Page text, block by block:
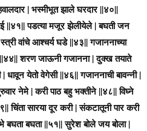
| भस्मीभूत झाले घरदार ||४०||
||४१|| पडत्या मजूर झेलीयेले | बघती जन
वांचे आश्चर्य घडे ||४३|| गजाननाच्या
शरण जाऊनी गजानना | दुक्ख तयाते
येतो वेगेसी ||४६|| गजाननाची बावन्नी |
नेमे | करी पाठ बहु भक्तीने ||४८|| विघ्ने
चिंता सारया दूर करी | संकटातूनी पार करी
बघता बघता ||५१|| सुरेश बोले जय बोला |